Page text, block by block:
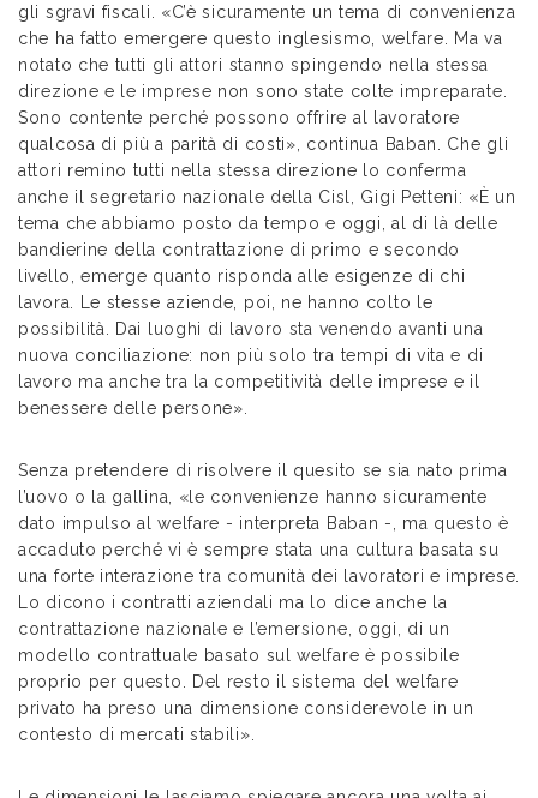
gli sgravi fiscali. «C’è sicuramente un tema di convenienza
che ha fatto emergere questo inglesismo, welfare. Ma va
notato che tutti gli attori stanno spingendo nella stessa
direzione e le imprese non sono state colte impreparate.
Sono contente perché possono offrire al lavoratore
qualcosa di più a parità di costi», continua Baban. Che gli
attori remino tutti nella stessa direzione lo conferma
anche il segretario nazionale della Cisl, Gigi Petteni: «È un
tema che abbiamo posto da tempo e oggi, al di là delle
bandierine della contrattazione di primo e secondo
livello, emerge quanto risponda alle esigenze di chi
lavora. Le stesse aziende, poi, ne hanno colto le
possibilità. Dai luoghi di lavoro sta venendo avanti una
nuova conciliazione: non più solo tra tempi di vita e di
lavoro ma anche tra la competitività delle imprese e il
benessere delle persone».
Senza pretendere di risolvere il quesito se sia nato prima
l’uovo o la gallina, «le convenienze hanno sicuramente
dato impulso al welfare - interpreta Baban -, ma questo è
accaduto perché vi è sempre stata una cultura basata su
una forte interazione tra comunità dei lavoratori e imprese.
Lo dicono i contratti aziendali ma lo dice anche la
contrattazione nazionale e l’emersione, oggi, di un
modello contrattuale basato sul welfare è possibile
proprio per questo. Del resto il sistema del welfare
privato ha preso una dimensione considerevole in un
contesto di mercati stabili».